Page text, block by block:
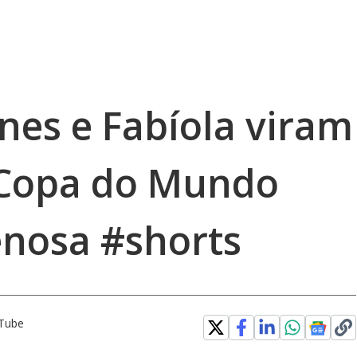
e Fabíola viram
do Mundo
#shorts